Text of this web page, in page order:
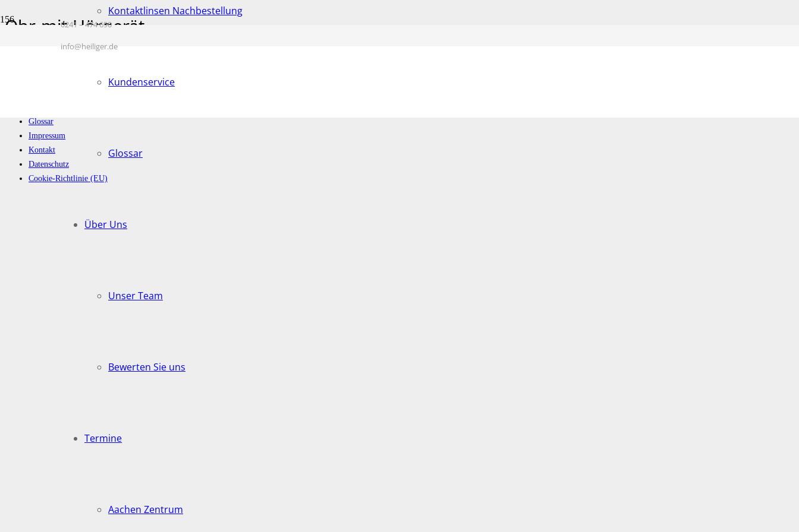
0241 – 474 690
info@heiliger.de
Kontaktlinsen Nachbestellung
Kundenservice
Glossar
Über Uns
Unser Team
Bewerten Sie uns
Termine
Aachen Zentrum
Ohr-mit-Hörgerät
Otoplastik (Ohrpassstück)
© 2015 Heiliger. All rights reserved.
Glossar
Impressum
Kontakt
Datenschutz
Cookie-Richtlinie (EU)